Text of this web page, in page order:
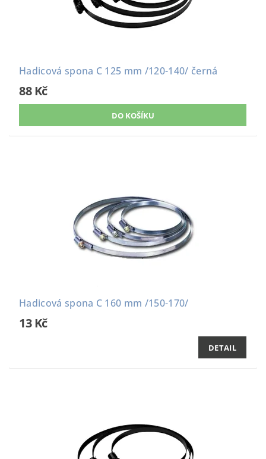
Hadicová spona C 125 mm /120-140/ černá
88 Kč
Hadicová spona C 160 mm /150-170/
13 Kč
DETAIL